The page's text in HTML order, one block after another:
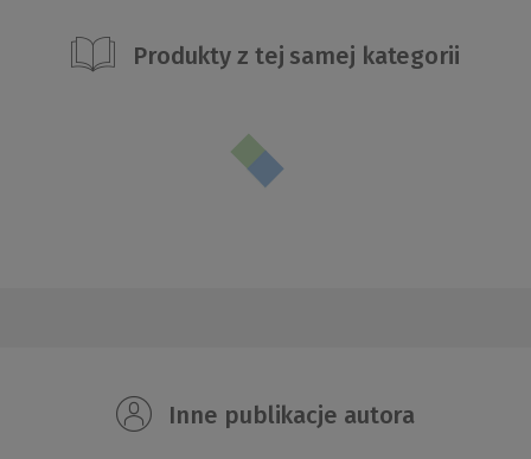
Produkty z tej samej kategorii
Inne publikacje autora